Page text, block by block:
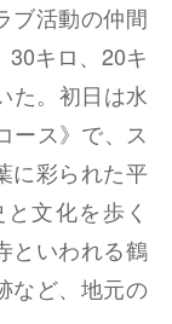
ブ活動の仲間
30キロ、20キ
た。初日は水
ース》で、ス
に彩られた平
文化を歩く
といわれる鶴
など、地元の